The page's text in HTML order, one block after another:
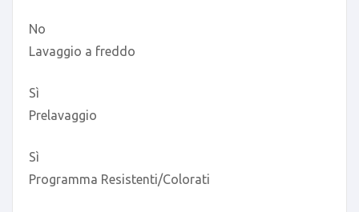
No
Lavaggio a freddo
Sì
Prelavaggio
Sì
Programma Resistenti/Colorati